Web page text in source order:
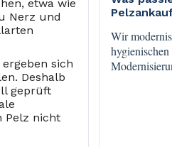
etwa wie
Nerz und
sich
Deshalb
geprüft
Pelz nicht
Wir